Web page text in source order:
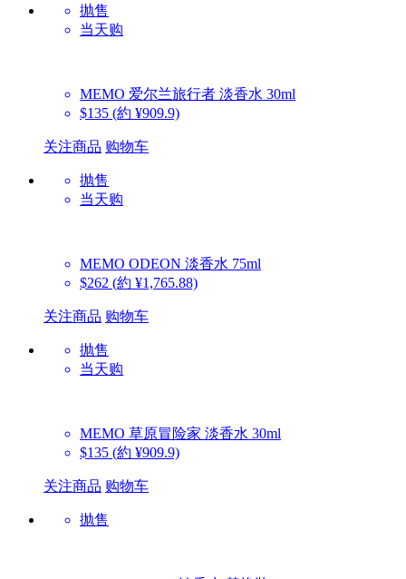
抛售
当天购
MEMO 爱尔兰旅行者 淡香水 30ml
$135 (約 ¥909.9)
关注商品 购物车
抛售
当天购
MEMO ODEON 淡香水 75ml
$262 (約 ¥1,765.88)
关注商品 购物车
抛售
当天购
MEMO 草原冒险家 淡香水 30ml
$135 (約 ¥909.9)
关注商品 购物车
抛售